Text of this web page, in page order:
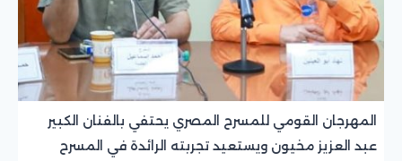
المهرجان القومي للمسرح المصري يحتفي بالفنان الكبير
عبد العزيز مخيون ويستعيد تجربته الرائدة في المسرح